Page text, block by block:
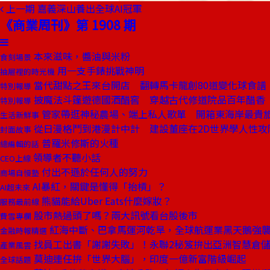
上一期 嘉義深山養出全球AI冠軍
《商業周刊》第 1908 期
食刻場景 本來滋味，醬油與米粉
抽屜裡的時光機 用一支手錶挑戰神明
特別報導 當代甜點之王來台開店 翻轉馬卡龍創80道變化球食譜
特別報導 披魔法斗篷遊德國酒醋窖 穿越古代修道院品百年醋香
生活新鮮事 管家帶逛神秘農場、端上私人歌單 開箱東海岸最貴
封面故事 從日漫格鬥到港漫計中計 建設董座在2D世界學人性攻
總編輯的話 普羅米修斯的火種
CEO上線 領導者不聽小話
商場自慢塾 付出不遜於任何人的努力
AI超未來 AI暴紅，關鍵是懂得「抬槓」？
服務最前線 熊貓能給Uber Eats什麼嫁妝？
費雪專欄 股市熱過頭了嗎？兩大訊號看台股後市
金融時報精選 紅海中斷、巴拿馬運河乾旱，全球航運業黑天鵝強
產業風雲 找員工出書「謝謝失敗」！永聯2秘笈拚出亞洲智慧倉
全球話題 莫迪連任拚「世界大腦」，印度一億新富階級崛起